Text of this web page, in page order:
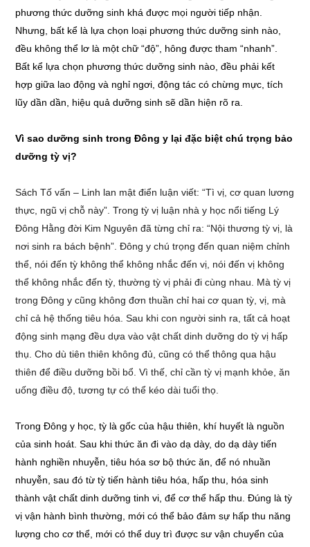
phương thức dưỡng sinh khá được mọi người tiếp nhận.
Nhưng, bất kể là lựa chọn loại phương thức dưỡng sinh nào,
đều không thể lơ là một chữ “độ”, hông được tham “nhanh”.
Bất kể lựa chọn phương thức dưỡng sinh nào, đều phải kết
hợp giữa lao động và nghỉ ngơi, động tác có chừng mực, tích
lũy dần dần, hiệu quả dưỡng sinh sẽ dần hiện rõ ra.
Vì sao dưỡng sinh trong Đông y lại đặc biệt chú trọng bảo
dưỡng tỳ vị?
Sách Tố vấn – Linh lan mật điển luận viết: “Tì vị, cơ quan lương
thực, ngũ vị chỗ này”. Trong tỳ vị luận nhà y học nổi tiếng Lý
Đông Hằng đời Kim Nguyên đã từng chỉ ra: “Nội thương tỳ vị, là
nơi sinh ra bách bệnh”. Đông y chú trọng đến quan niệm chỉnh
thể, nói đến tỳ không thể không nhắc đến vị, nói đến vị không
thể không nhắc đến tỳ, thường tỳ vị phải đi cùng nhau. Mà tỳ vị
trong Đông y cũng không đơn thuần chỉ hai cơ quan tỳ, vị, mà
chỉ cả hệ thống tiêu hóa. Sau khi con người sinh ra, tất cả hoạt
động sinh mạng đều dựa vào vật chất dinh dưỡng do tỳ vị hấp
thụ. Cho dù tiên thiên không đủ, cũng có thể thông qua hậu
thiên để điều dưỡng bồi bổ. Vì thế, chỉ cần tỳ vị mạnh khỏe, ăn
uống điều độ, tương tự có thể kéo dài tuổi thọ.
Trong Đông y học, tỳ là gốc của hậu thiên, khí huyết là nguồn
của sinh hoát. Sau khi thức ăn đi vào dạ dày, do dạ dày tiến
hành nghiền nhuyễn, tiêu hóa sơ bộ thức ăn, để nó nhuần
nhuyễn, sau đó từ tỳ tiến hành tiêu hóa, hấp thu, hóa sinh
thành vật chất dinh dưỡng tinh vi, để cơ thể hấp thu. Đúng là tỳ
vị vận hành bình thường, mới có thể bảo đảm sự hấp thu năng
lượng cho cơ thể, mới có thể duy trì được sư vận chuyển của